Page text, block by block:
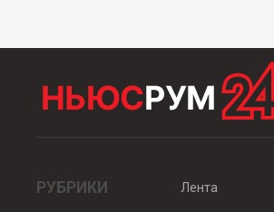
РУБРИКИ
Лента